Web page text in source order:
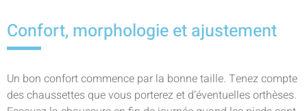
Confort, morphologie et ajustement
Un bon confort commence par la bonne taille. Tenez compte
des chaussettes que vous porterez et d’éventuelles orthèses.